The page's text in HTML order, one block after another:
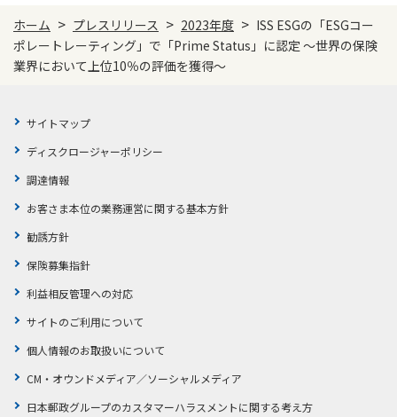
ホーム > プレスリリース > 2023年度 > ISS ESGの「ESGコー
ポレートレーティング」で「Prime Status」に認定 ～世界の保険
業界において上位10％の評価を獲得～
サイトマップ
ディスクロージャーポリシー
調達情報
お客さま本位の業務運営に関する基本方針
勧誘方針
保険募集指針
利益相反管理への対応
サイトのご利用について
個人情報のお取扱いについて
CM・オウンドメディア／ソーシャルメディア
日本郵政グループのカスタマーハラスメントに関する考え方